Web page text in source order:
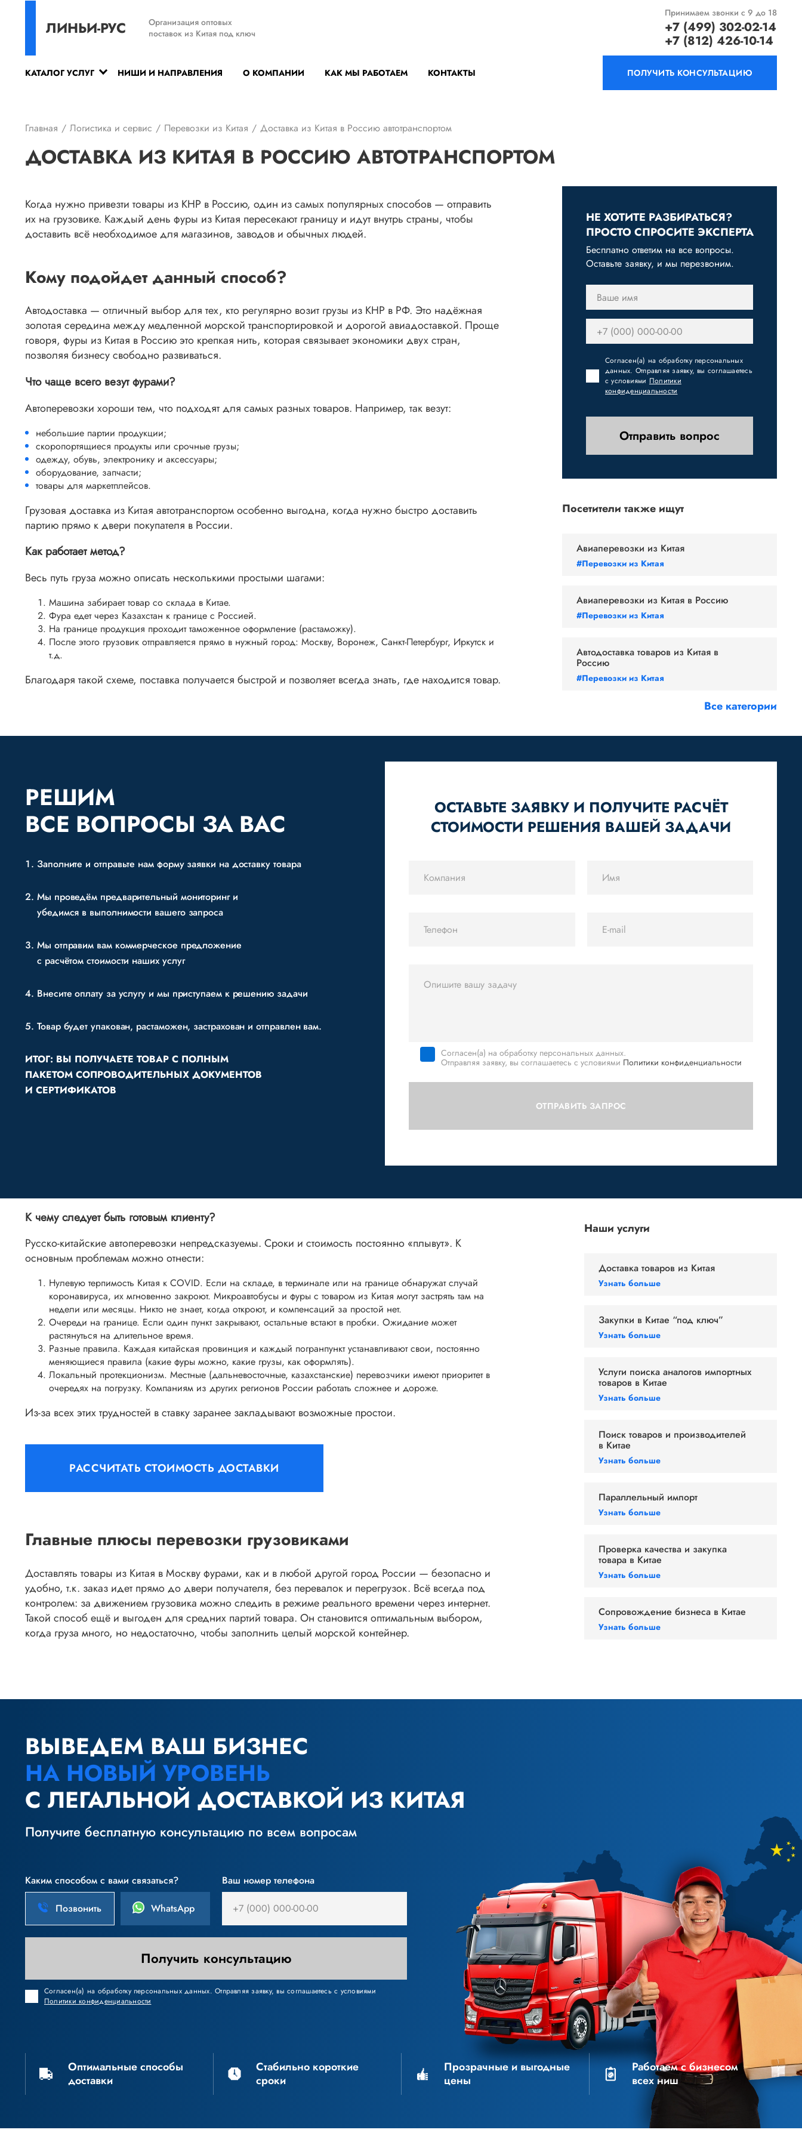
ЛИНЬИ-РУС
Организация оптовых
поставок из Китая под ключ
Принимаем звонки с 9 до 18
+7 (499) 302-02-14
+7 (812) 426-10-14
КАТАЛОГ УСЛУГ НИШИ И НАПРАВЛЕНИЯ О КОМПАНИИ КАК МЫ РАБОТАЕМ КОНТАКТЫ ПОЛУЧИТЬ КОНСУЛЬТАЦИЮ
Главная Логистика и сервис Перевозки из Китая Доставка из Китая в Россию автотранспортом
ДОСТАВКА ИЗ КИТАЯ В РОССИЮ АВТОТРАНСПОРТОМ
Когда нужно привезти товары из КНР в Россию, один из самых популярных способов — отправить
их на грузовике. Каждый день фуры из Китая пересекают границу и идут внутрь страны, чтобы
доставить всё необходимое для магазинов, заводов и обычных людей.
Кому подойдет данный способ?
Автодоставка — отличный выбор для тех, кто регулярно возит грузы из КНР в РФ. Это надёжная
золотая середина между медленной морской транспортировкой и дорогой авиадоставкой. Проще
говоря, фуры из Китая в Россию это крепкая нить, которая связывает экономики двух стран,
позволяя бизнесу свободно развиваться.
Что чаще всего везут фурами?
Автоперевозки хороши тем, что подходят для самых разных товаров. Например, так везут:
небольшие партии продукции;
скоропортящиеся продукты или срочные грузы;
одежду, обувь, электронику и аксессуары;
оборудование, запчасти;
товары для маркетплейсов.
Грузовая доставка из Китая автотранспортом особенно выгодна, когда нужно быстро доставить
партию прямо к двери покупателя в России.
Как работает метод?
Весь путь груза можно описать несколькими простыми шагами:
Машина забирает товар со склада в Китае.
Фура едет через Казахстан к границе с Россией.
На границе продукция проходит таможенное оформление (растаможку).
После этого грузовик отправляется прямо в нужный город: Москву, Воронеж, Санкт-Петербург, Иркутск и
т.д.
Благодаря такой схеме, поставка получается быстрой и позволяет всегда знать, где находится товар.
НЕ ХОТИТЕ РАЗБИРАТЬСЯ?
ПРОСТО СПРОСИТЕ ЭКСПЕРТА
Бесплатно ответим на все вопросы.
Оставьте заявку, и мы перезвоним.
Согласен(а) на обработку персональных
данных. Отправляя заявку, вы соглашаетесь
с условиями Политики
конфиденциальности
Отправить вопрос
Посетители также ищут
Авиаперевозки из Китая
#Перевозки из Китая
Авиаперевозки из Китая в Россию
#Перевозки из Китая
Автодоставка товаров из Китая в
Россию
#Перевозки из Китая
Все категории
РЕШИМ
ВСЕ ВОПРОСЫ ЗА ВАС
Заполните и отправьте нам форму заявки на доставку товара
Мы проведём предварительный мониторинг и
убедимся в выполнимости вашего запроса
Мы отправим вам коммерческое предложение
с расчётом стоимости наших услуг
Внесите оплату за услугу и мы приступаем к решению задачи
Товар будет упакован, растаможен, застрахован и отправлен вам.
ИТОГ: ВЫ ПОЛУЧАЕТЕ ТОВАР С ПОЛНЫМ
ПАКЕТОМ СОПРОВОДИТЕЛЬНЫХ ДОКУМЕНТОВ
И СЕРТИФИКАТОВ
ОСТАВЬТЕ ЗАЯВКУ И ПОЛУЧИТЕ РАСЧЁТ
СТОИМОСТИ РЕШЕНИЯ ВАШЕЙ ЗАДАЧИ
Согласен(а) на обработку персональных данных.
Отправляя заявку, вы соглашаетесь с условиями Политики конфиденциальности
ОТПРАВИТЬ ЗАПРОС
К чему следует быть готовым клиенту?
Русско-китайские автоперевозки непредсказуемы. Сроки и стоимость постоянно «плывут». К
основным проблемам можно отнести:
Нулевую терпимость Китая к COVID. Если на складе, в терминале или на границе обнаружат случай
коронавируса, их мгновенно закроют. Микроавтобусы и фуры с товаром из Китая могут застрять там на
недели или месяцы. Никто не знает, когда откроют, и компенсаций за простой нет.
Очереди на границе. Если один пункт закрывают, остальные встают в пробки. Ожидание может
растянуться на длительное время.
Разные правила. Каждая китайская провинция и каждый погранпункт устанавливают свои, постоянно
меняющиеся правила (какие фуры можно, какие грузы, как оформлять).
Локальный протекционизм. Местные (дальневосточные, казахстанские) перевозчики имеют приоритет в
очередях на погрузку. Компаниям из других регионов России работать сложнее и дороже.
Из-за всех этих трудностей в ставку заранее закладывают возможные простои.
РАССЧИТАТЬ СТОИМОСТЬ ДОСТАВКИ
Главные плюсы перевозки грузовиками
Доставлять товары из Китая в Москву фурами, как и в любой другой город России — безопасно и
удобно, т.к. заказ идет прямо до двери получателя, без перевалок и перегрузок. Всё всегда под
контролем: за движением грузовика можно следить в режиме реального времени через интернет.
Такой способ ещё и выгоден для средних партий товара. Он становится оптимальным выбором,
когда груза много, но недостаточно, чтобы заполнить целый морской контейнер.
Наши услуги
Доставка товаров из Китая
Узнать больше
Закупки в Китае “под ключ”
Узнать больше
Услуги поиска аналогов импортных
товаров в Китае
Узнать больше
Поиск товаров и производителей
в Китае
Узнать больше
Параллельный импорт
Узнать больше
Проверка качества и закупка
товара в Китае
Узнать больше
Сопровождение бизнеса в Китае
Узнать больше
ВЫВЕДЕМ ВАШ БИЗНЕС
НА НОВЫЙ УРОВЕНЬ
С ЛЕГАЛЬНОЙ ДОСТАВКОЙ ИЗ КИТАЯ
Получите бесплатную консультацию по всем вопросам
Каким способом с вами связаться?
Позвонить WhatsApp
Ваш номер телефона
Получить консультацию
Согласен(а) на обработку персональных данных. Отправляя заявку, вы соглашаетесь с условиями
Политики конфиденциальности
Оптимальные способы
доставки
Стабильно короткие
сроки
Прозрачные и выгодные
цены
Работаем с бизнесом
всех ниш